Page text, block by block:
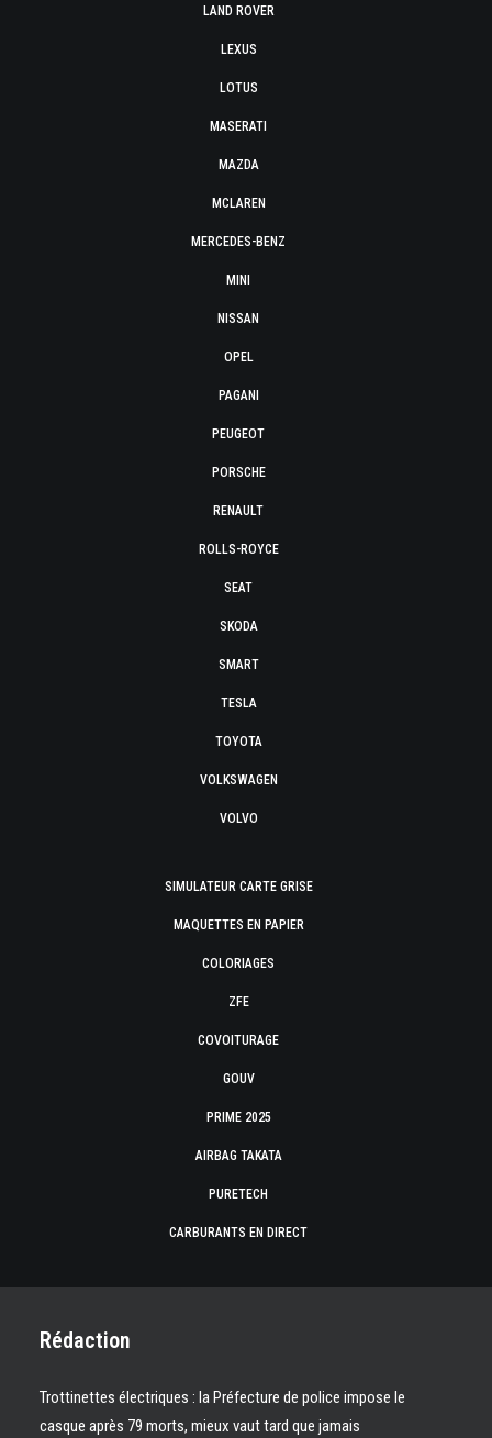
LAND ROVER
LEXUS
LOTUS
MASERATI
MAZDA
MCLAREN
MERCEDES-BENZ
MINI
NISSAN
OPEL
PAGANI
PEUGEOT
PORSCHE
RENAULT
ROLLS-ROYCE
SEAT
SKODA
SMART
TESLA
TOYOTA
VOLKSWAGEN
VOLVO
SIMULATEUR CARTE GRISE
MAQUETTES EN PAPIER
COLORIAGES
ZFE
COVOITURAGE
GOUV
PRIME 2025
AIRBAG TAKATA
PURETECH
CARBURANTS EN DIRECT
Rédaction
Trottinettes électriques : la Préfecture de police impose le
casque après 79 morts, mieux vaut tard que jamais